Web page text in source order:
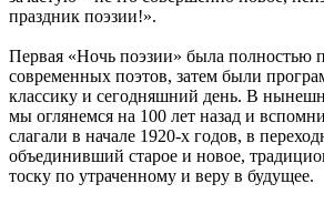
праздник поэзии!».
Первая «Ночь поэзии» была полностью
современных поэтов, затем были
классику и сегодняшний день. В
мы оглянемся на 100 лет назад и
слагали в начале 1920-х годов, в
объединивший старое и новое,
тоску по утраченному и веру в будущее.